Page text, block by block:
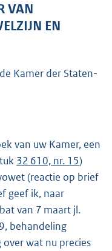
e
:
b
VAN
EN
Kamer der Staten-
van uw Kamer, een
32 610, nr. 15)
(reactie op brief
geef ik, naar
van 7 maart jl.
behandeling
wat nu precies